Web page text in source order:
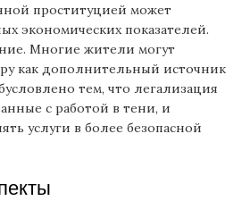
проституцией может
экономических показателей.
Многие жители могут
как дополнительный источник
тем, что легализация
с работой в тени, и
услуги в более безопасной